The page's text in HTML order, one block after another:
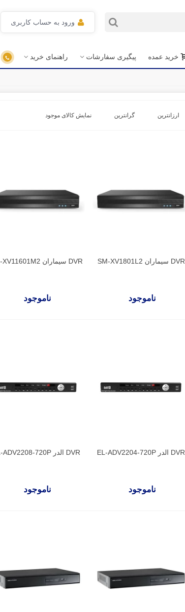
ورود به حساب کاربری
خرید عمده پیگیری سفارشات راهنمای خرید
ارزانترین گرانترین نمایش کالای موجود
DVR سیماران SM-XV1801L2
ناموجود
DVR سیماران SM-XV11601M2
ناموجود
DVR الدر EL-ADV2204-720P
ناموجود
DVR الدر EL-ADV2208-720P
ناموجود